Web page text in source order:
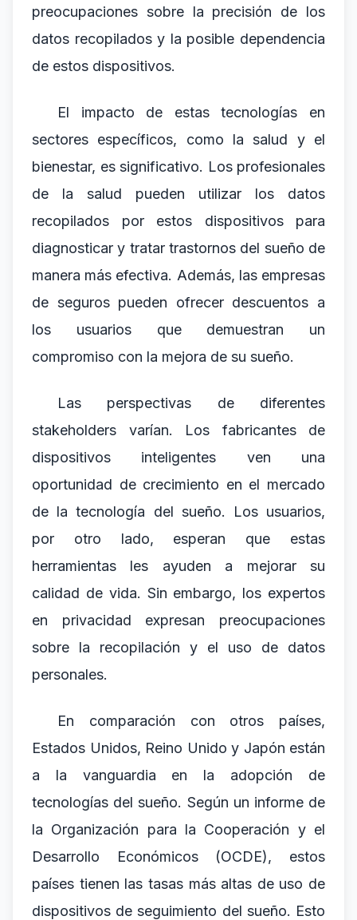
preocupaciones sobre la precisión de los
datos recopilados y la posible dependencia
de estos dispositivos.
El impacto de estas tecnologías en
sectores específicos, como la salud y el
bienestar, es significativo. Los profesionales
de la salud pueden utilizar los datos
recopilados por estos dispositivos para
diagnosticar y tratar trastornos del sueño de
manera más efectiva. Además, las empresas
de seguros pueden ofrecer descuentos a
los usuarios que demuestran un
compromiso con la mejora de su sueño.
Las perspectivas de diferentes
stakeholders varían. Los fabricantes de
dispositivos inteligentes ven una
oportunidad de crecimiento en el mercado
de la tecnología del sueño. Los usuarios,
por otro lado, esperan que estas
herramientas les ayuden a mejorar su
calidad de vida. Sin embargo, los expertos
en privacidad expresan preocupaciones
sobre la recopilación y el uso de datos
personales.
En comparación con otros países,
Estados Unidos, Reino Unido y Japón están
a la vanguardia en la adopción de
tecnologías del sueño. Según un informe de
la Organización para la Cooperación y el
Desarrollo Económicos (OCDE), estos
países tienen las tasas más altas de uso de
dispositivos de seguimiento del sueño. Esto